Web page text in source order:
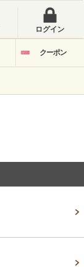
ログイン
クーポン